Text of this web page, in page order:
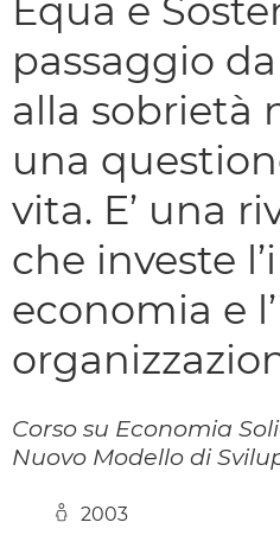
Equa e
passaggio
alla sobrietà
una
vita. E’ una
che investe
economia e
Corso su Economia
Nuovo Modello di
2003